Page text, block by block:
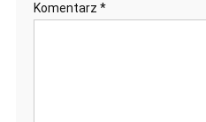
Komentarz *